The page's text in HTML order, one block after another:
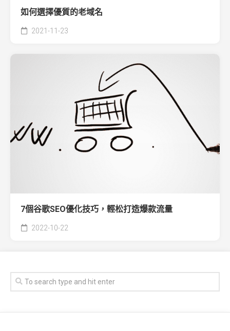
如何選擇優質的老域名
2021-11-23
7個谷歌SEO優化技巧，輕松打造爆款流量
2022-10-22